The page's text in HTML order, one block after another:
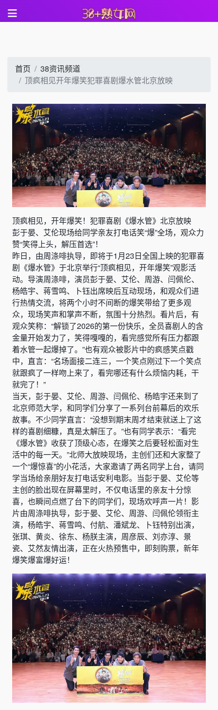
首页
38资讯频道
顶疯相见开年爆笑犯罪喜剧爆水管北京放映
顶疯相见，开年爆笑！犯罪喜剧《爆水管》北京放映
彭于晏、艾伦现场给同学亲友打电话笑“爆”全场，观众力
赞“笑得上头，解压首选”！
昨日，由周涤啡执导，即将于1月23日全国上映的犯罪喜
剧《爆水管》于北京举行“顶疯相见，开年爆笑”观影活
动。导演周涤啡，演员彭于晏、艾伦、周游、闫佩伦、
杨皓宇、蒋雪鸣、卜钰出席映后互动现场，和观众们进
行热情交流，将两个小时不间断的爆笑带给了更多观
众，现场笑声和掌声不断，氛围十分热烈。看片后，有
观众笑称：“解锁了2026的第一份快乐，全员喜剧人的含
金量开始发力了，笑得嘎嘎的，看完感觉所有压力都跟
着水管一起爆掉了。”也有观众被影片中的疯感笑点戳
中，直言：“名场面接二连三，一个笑点刚过下一个笑点
就跟疯了一样吻上来了，看完哪还有什么烦恼内耗，干
就完了！”
当天，彭于晏、艾伦、周游、闫佩伦、杨皓宇还来到了
北京师范大学，和同学们分享了一系列台前幕后的欢乐
故事。不少同学直言：“没想到期末周才结束就送上了这
样的喜剧细糠，真是太解压了。”也有同学表示：“看完
《爆水管》收获了顶级心态，在爆笑之后要轻松面对生
活中的每一天。”北师大放映现场，主创们还和大家整了
一个“爆惊喜”的小花活，大家邀请了两名同学上台，请同
学当场给亲朋好友打电话安利电影。当彭于晏、艾伦等
主创的脸出现在屏幕里时，不仅电话里的亲友十分惊
喜，也瞬间点燃了台下的同学们，现场欢呼声一片！影
片由周涤啡执导，彭于晏、艾伦、周游、闫佩伦领衔主
演，杨皓宇、蒋雪鸣、付航、潘斌龙、卜钰特别出演，
张琪、黄炎、徐东、杨朕主演，周彦辰、刘亦淳、景
瓷、艾然友情出演，正在火热预售中，即刻购票，新年
爆笑爆富爆好运！